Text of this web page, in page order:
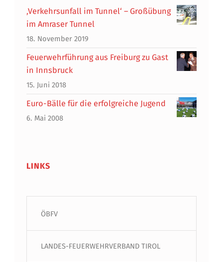
‚Verkehrsunfall im Tunnel‘ – Großübung
im Amraser Tunnel
18. November 2019
Feuerwehrführung aus Freiburg zu Gast
in Innsbruck
15. Juni 2018
Euro-Bälle für die erfolgreiche Jugend
6. Mai 2008
LINKS
ÖBFV
LANDES-FEUERWEHRVERBAND TIROL